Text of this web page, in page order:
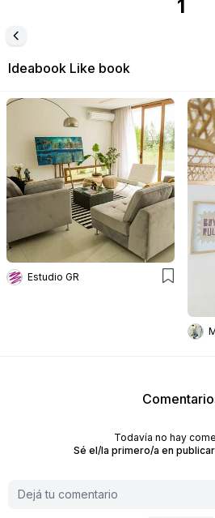
1
Ideabook Like book
Estudio GR
Todavía no hay
Sé el/la primero/a en